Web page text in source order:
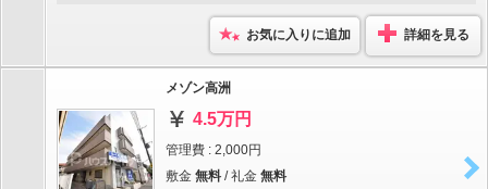
お気に入りに追加 詳細を見る
メゾン高洲
4.5万円
管理費 : 2,000円
敷金 無料 / 礼金 無料